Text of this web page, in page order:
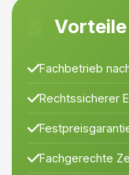
Fachbetrieb
Rechtssicherer
Fachgerechte